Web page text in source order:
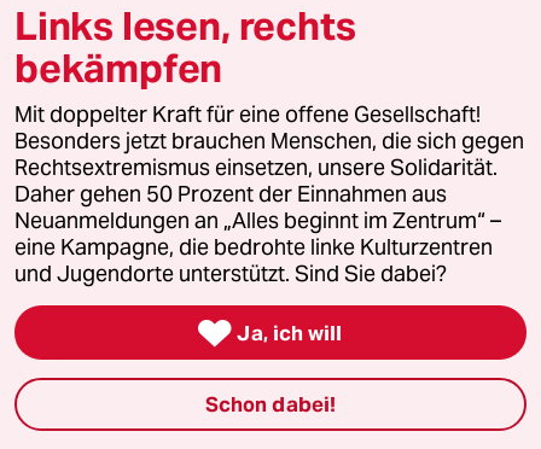
Aktuelles
Hausblog
Die Seitenwende
Stellen
Presse
Unterstützen
Links lesen, rechts
bekämpfen
Mit doppelter Kraft für eine offene Gesellschaft!
Besonders jetzt brauchen Menschen, die sich gegen
Rechtsextremismus einsetzen, unsere Solidarität.
Daher gehen 50 Prozent der Einnahmen aus
Neuanmeldungen an „Alles beginnt im Zentrum“ –
eine Kampagne, die bedrohte linke Kulturzentren
und Jugendorte unterstützt. Sind Sie dabei?
 Ja, ich will
Schon dabei!